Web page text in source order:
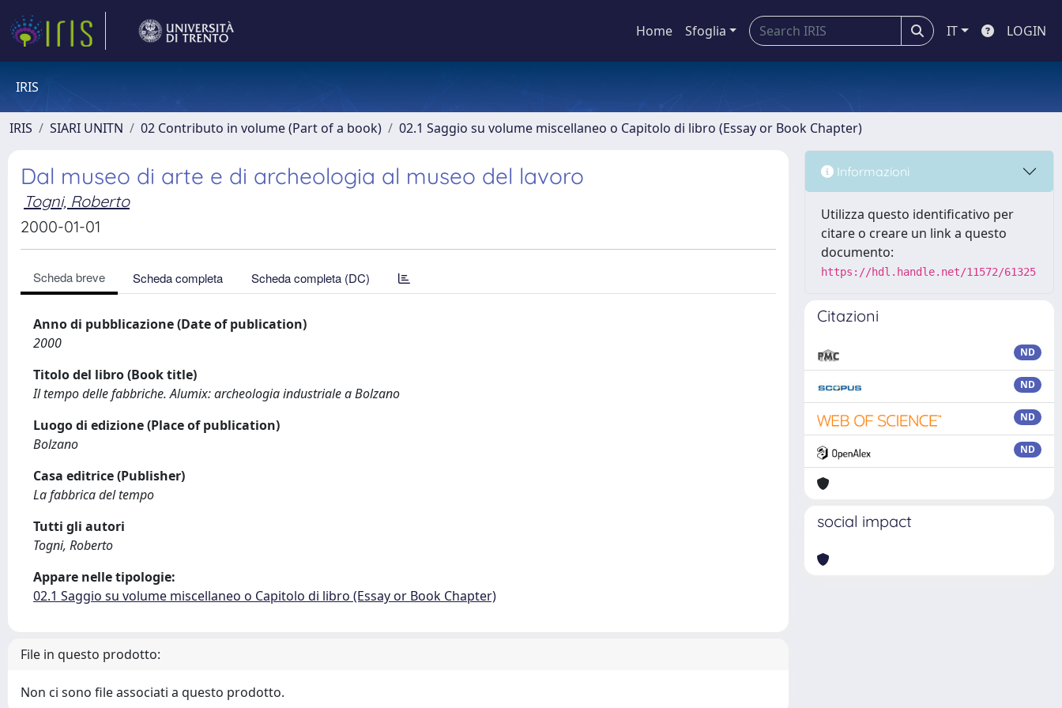
Home Sfoglia IT LOGIN
IRIS
IRIS SIARI UNITN 02 Contributo in volume (Part of a book) 02.1 Saggio su volume miscellaneo o Capitolo di libro (Essay or Book Chapter)
Dal museo di arte e di archeologia al museo del lavoro
Togni, Roberto
2000-01-01
Scheda breve Scheda completa Scheda completa (DC)
Anno di pubblicazione (Date of publication)
2000
Titolo del libro (Book title)
Il tempo delle fabbriche. Alumix: archeologia industriale a Bolzano
Luogo di edizione (Place of publication)
Bolzano
Casa editrice (Publisher)
La fabbrica del tempo
Tutti gli autori
Togni, Roberto
Appare nelle tipologie:
02.1 Saggio su volume miscellaneo o Capitolo di libro (Essay or Book Chapter)
File in questo prodotto:
Non ci sono file associati a questo prodotto.
Informazioni
Utilizza questo identificativo per
citare o creare un link a questo
documento:
https://hdl.handle.net/11572/61325
Citazioni
ND
ND
ND
ND
social impact